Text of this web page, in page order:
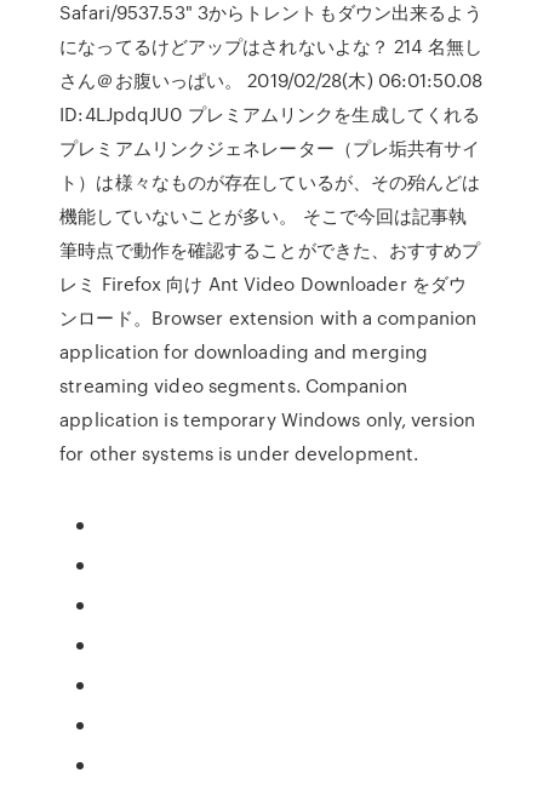
Safari/9537.53" 3からトレントもダウン出来るよう
になってるけどアップはされないよな？ 214 名無し
さん＠お腹いっぱい。 2019/02/28(木) 06:01:50.08
ID:4LJpdqJU0 プレミアムリンクを生成してくれる
プレミアムリンクジェネレーター（プレ垢共有サイ
ト）は様々なものが存在しているが、その殆んどは
機能していないことが多い。 そこで今回は記事執
筆時点で動作を確認することができた、おすすめプ
レミ Firefox 向け Ant Video Downloader をダウ
ンロード。Browser extension with a companion
application for downloading and merging
streaming video segments. Companion
application is temporary Windows only, version
for other systems is under development.